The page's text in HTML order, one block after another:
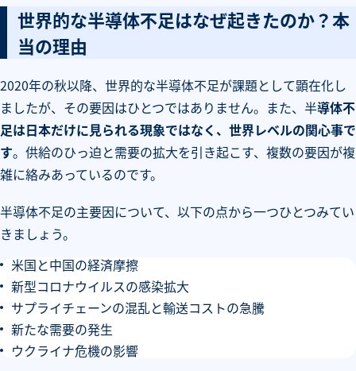
世界的な半導体不足はなぜ起きたのか？本
当の理由
2020年の秋以降、世界的な半導体不足が課題として顕在化し
ましたが、その要因はひとつではありません。また、半導体不
足は日本だけに見られる現象ではなく、世界レベルの関心事で
す。供給のひっ迫と需要の拡大を引き起こす、複数の要因が複
雑に絡みあっているのです。
半導体不足の主要因について、以下の点から一つひとつみてい
きましょう。
米国と中国の経済摩擦
新型コロナウイルスの感染拡大
サプライチェーンの混乱と輸送コストの急騰
新たな需要の発生
ウクライナ危機の影響